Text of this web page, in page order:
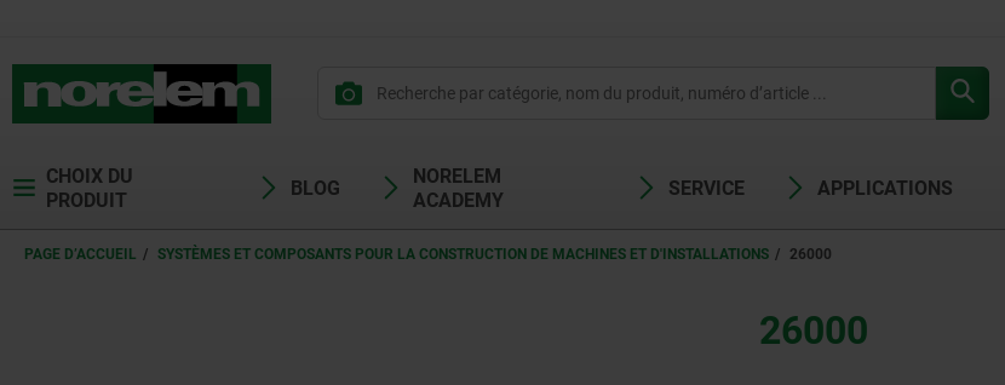
CHOIX DU
PRODUIT
BLOG
NORELEM
ACADEMY
SERVICE APPLICATIONS
PAGE D’ACCUEIL SYSTÈMES ET COMPOSANTS POUR LA CONSTRUCTION DE MACHINES ET D'INSTALLATIONS 26000
26000